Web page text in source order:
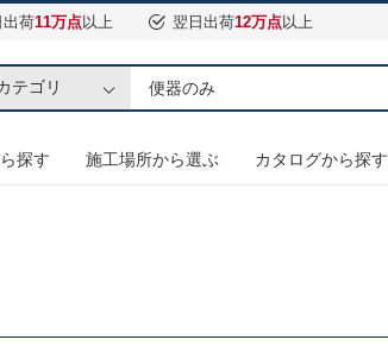
出荷11万点以上 翌日出荷12万点以上
テゴリ
探す 施工場所から選ぶ カタログから探す